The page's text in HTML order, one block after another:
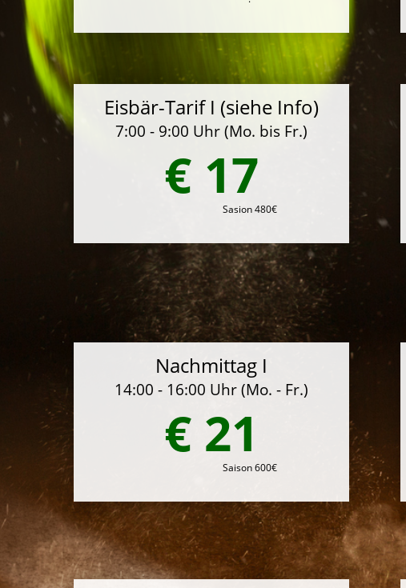
Eisbär-Tarif I (siehe Info)
7:00 - 9:00 Uhr (Mo. bis Fr.)
€ 17
Sasion 480€
Nachmittag I
14:00 - 16:00 Uhr (Mo. - Fr.)
€ 21
Saison 600€